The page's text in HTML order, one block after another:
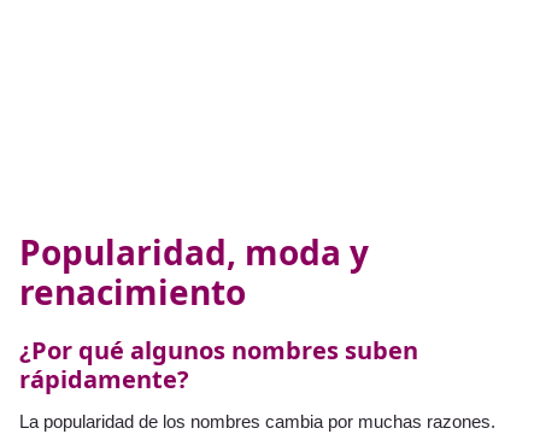
Popularidad, moda y
renacimiento
¿Por qué algunos nombres suben
rápidamente?
La popularidad de los nombres cambia por muchas razones.